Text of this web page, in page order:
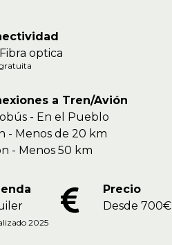
optica
a Tren/Avión
- En el Pueblo
- Menos de 20 km
- Menos 50 km
Precio
Desde 700€
2025